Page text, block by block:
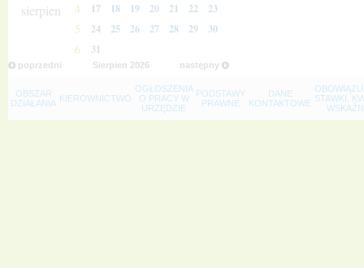
sierpien 4 17 18 19 20 21 22 23
5 24 25 26 27 28 29 30
6 31
poprzedni następny
Sierpien 2026
OBSZAR
DZIAŁANIA KIEROWNICTWO
OGŁOSZENIA
O PRACY W
URZĘDZIE
PODSTAWY
PRAWNE
DANE
KONTAKTOWE STAWKI,